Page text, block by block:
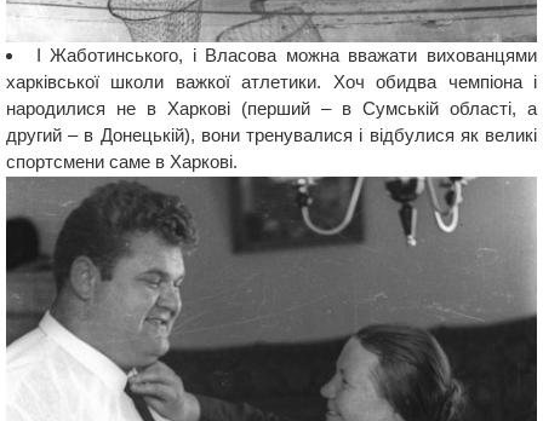
І Жаботинського, і Власова можна вважати вихованцями
харківської школи важкої атлетики. Хоч обидва чемпіона і
народилися не в Харкові (перший – в Сумській області, а
другий – в Донецькій), вони тренувалися і відбулися як великі
спортсмени саме в Харкові.